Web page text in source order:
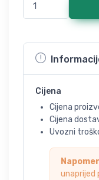
Cijena
Cijena
Cijena
Uvozni
unaprijed